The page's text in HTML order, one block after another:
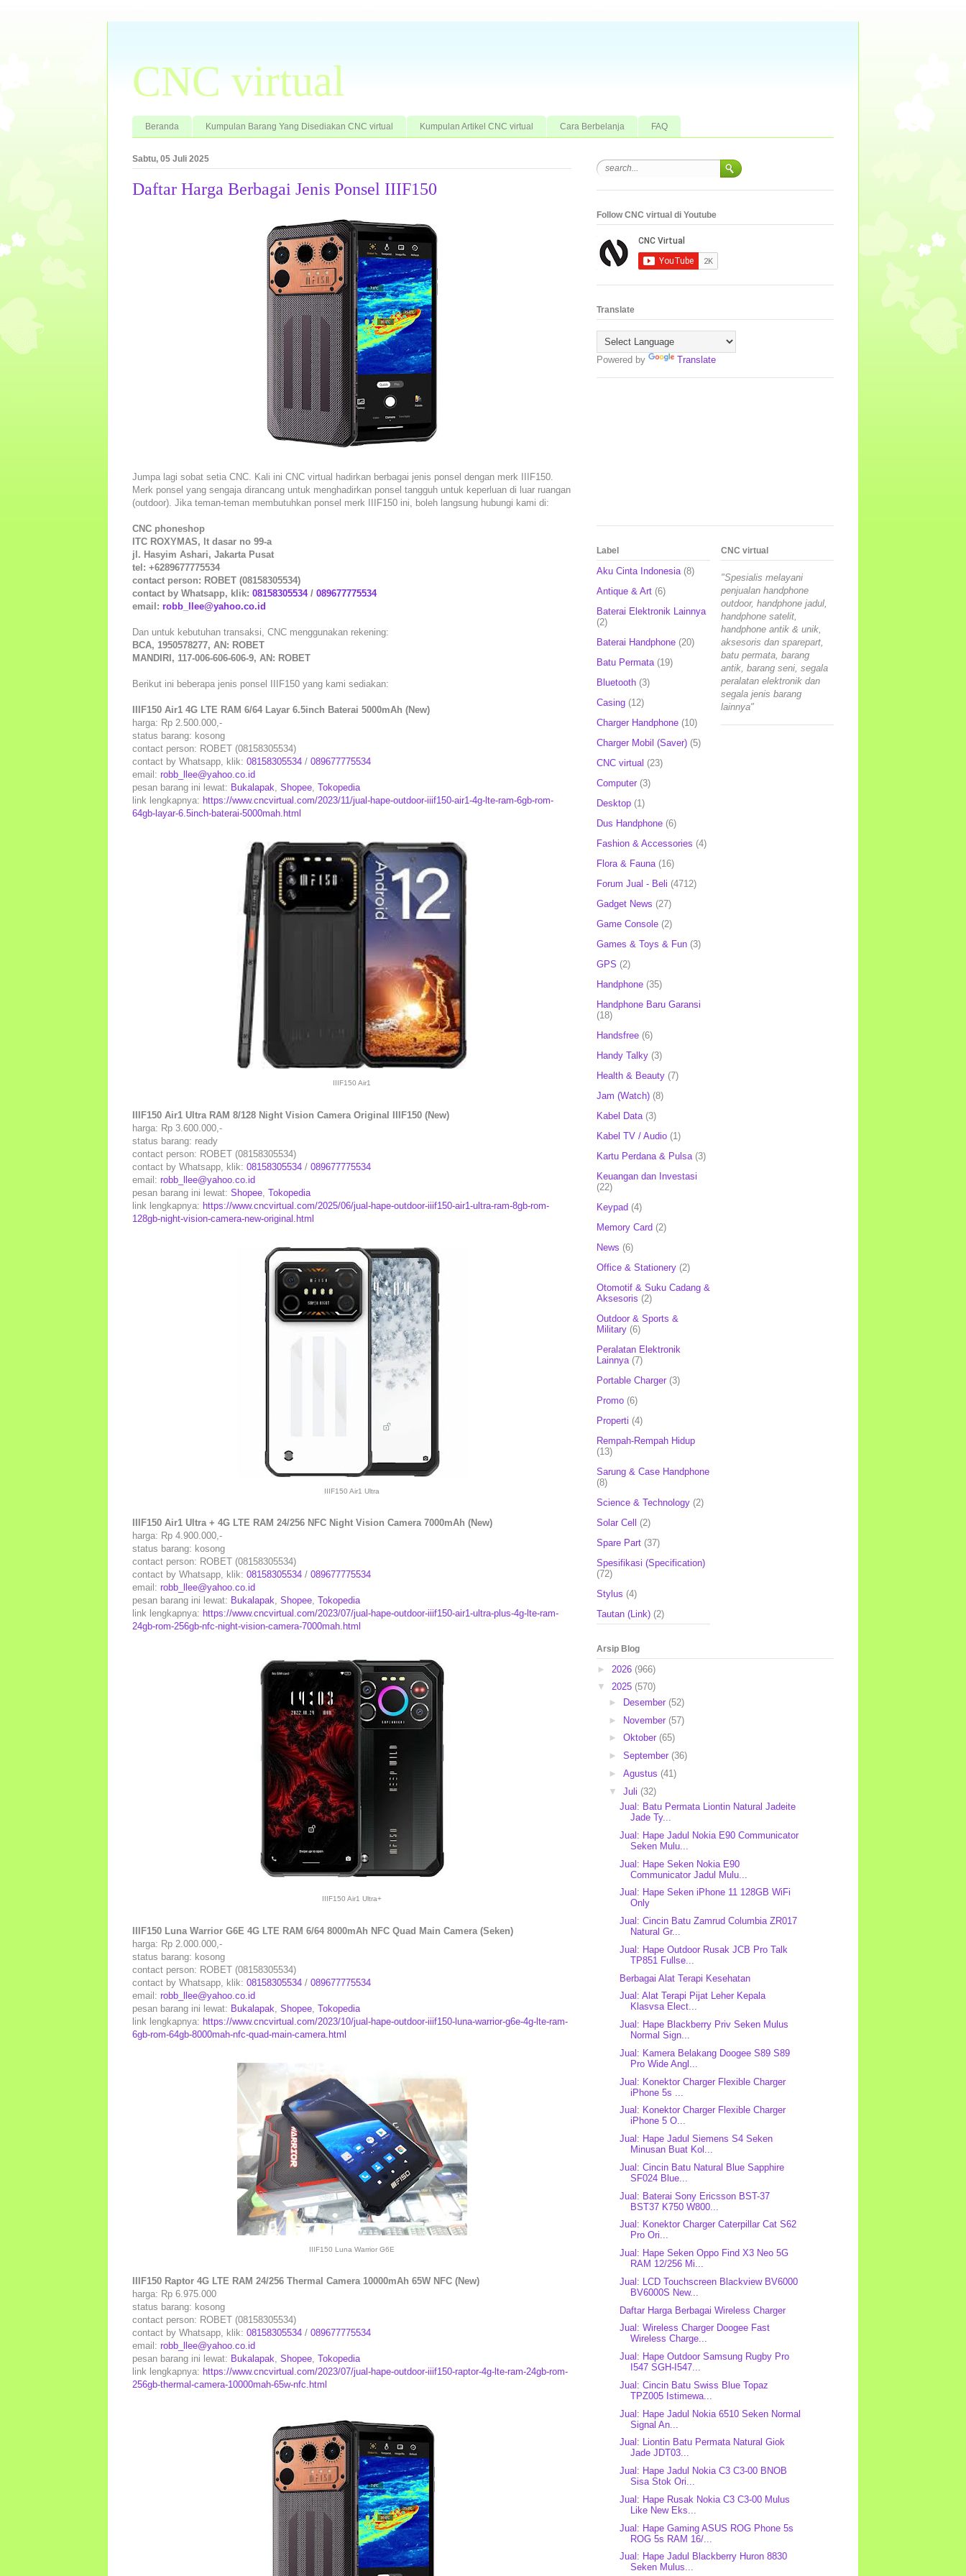
CNC virtual
Beranda Kumpulan Barang Yang Disediakan CNC virtual Kumpulan Artikel CNC virtual Cara Berbelanja FAQ
Sabtu, 05 Juli 2025
Daftar Harga Berbagai Jenis Ponsel IIIF150
Jumpa lagi sobat setia CNC. Kali ini CNC virtual hadirkan berbagai jenis ponsel dengan merk IIIF150.
Merk ponsel yang sengaja dirancang untuk menghadirkan ponsel tangguh untuk keperluan di luar ruangan
(outdoor). Jika teman-teman membutuhkan ponsel merk IIIF150 ini, boleh langsung hubungi kami di:
CNC phoneshop
ITC ROXYMAS, lt dasar no 99-a
jl. Hasyim Ashari, Jakarta Pusat
tel: +6289677775534
contact person: ROBET (08158305534)
contact by Whatsapp, klik: 08158305534/ 089677775534
email: robb_llee@yahoo.co.id
Dan untuk kebutuhan transaksi, CNC menggunakan rekening:
BCA, 1950578277, AN: ROBET
MANDIRI, 117-006-606-606-9, AN: ROBET
Berikut ini beberapa jenis ponsel IIIF150 yang kami sediakan:
IIIF150 Air1 4G LTE RAM 6/64 Layar 6.5inch Baterai 5000mAh (New)
harga: Rp 2.500.000,-
status barang: kosong
contact person: ROBET (08158305534)
contact by Whatsapp, klik: 08158305534 / 089677775534
email: robb_llee@yahoo.co.id
pesan barang ini lewat: Bukalapak, Shopee, Tokopedia
link lengkapnya: https://www.cncvirtual.com/2023/11/jual-hape-outdoor-iiif150-air1-4g-lte-ram-6gb-rom-
64gb-layar-6.5inch-baterai-5000mah.html
IIIF150 Air1
IIIF150 Air1 Ultra RAM 8/128 Night Vision Camera Original IIIF150 (New)
harga: Rp 3.600.000,-
status barang: ready
contact person: ROBET (08158305534)
contact by Whatsapp, klik: 08158305534 / 089677775534
email: robb_llee@yahoo.co.id
pesan barang ini lewat: Shopee Tokopedia
link lengkapnya: https://www.cncvirtual.com/2025/06/jual-hape-outdoor-iiif150-air1-ultra-ram-8gb-rom-
128gb-night-vision-camera-new-original.html
IIIF150 Air1 Ultra
IIIF150 Air1 Ultra + 4G LTE RAM 24/256 NFC Night Vision Camera 7000mAh (New)
harga: Rp 4.900.000,-
status barang: kosong
contact person: ROBET (08158305534)
contact by Whatsapp, klik: 08158305534 / 089677775534
email: robb_llee@yahoo.co.id
pesan barang ini lewat: Bukalapak, Shopee, Tokopedia
link lengkapnya: https://www.cncvirtual.com/2023/07/jual-hape-outdoor-iiif150-air1-ultra-plus-4g-lte-ram-
24gb-rom-256gb-nfc-night-vision-camera-7000mah.html
IIIF150 Air1 Ultra+
IIIF150 Luna Warrior G6E 4G LTE RAM 6/64 8000mAh NFC Quad Main Camera (Seken)
harga: Rp 2.000.000,-
status barang: kosong
contact person: ROBET (08158305534)
contact by Whatsapp, klik: 08158305534 / 089677775534
email: robb_llee@yahoo.co.id
pesan barang ini lewat: Bukalapak Shopee Tokopedia
link lengkapnya: https://www.cncvirtual.com/2023/10/jual-hape-outdoor-iiif150-luna-warrior-g6e-4g-lte-ram-
6gb-rom-64gb-8000mah-nfc-quad-main-camera.html
IIIF150 Luna Warrior G6E
IIIF150 Raptor 4G LTE RAM 24/256 Thermal Camera 10000mAh 65W NFC (New)
harga: Rp 6.975.000
status barang: kosong
contact person: ROBET (08158305534)
contact by Whatsapp, klik: 08158305534 / 089677775534
email: robb_llee@yahoo.co.id
pesan barang ini lewat: Bukalapak, Shopee, Tokopedia
link lengkapnya: https://www.cncvirtual.com/2023/07/jual-hape-outdoor-iiif150-raptor-4g-lte-ram-24gb-rom-
256gb-thermal-camera-10000mah-65w-nfc.html
Follow CNC virtual di Youtube
Translate
Powered by Translate
Label
Aku Cinta Indonesia (8)
Antique & Art (6)
Baterai Elektronik Lainnya
(2)
Baterai Handphone (20)
Batu Permata (19)
Bluetooth (3)
Casing (12)
Charger Handphone (10)
Charger Mobil (Saver) (5)
CNC virtual (23)
Computer (3)
Desktop (1)
Dus Handphone (6)
Fashion & Accessories (4)
Flora & Fauna (16)
Forum Jual - Beli (4712)
Gadget News (27)
Game Console (2)
Games & Toys & Fun (3)
GPS (2)
Handphone (35)
Handphone Baru Garansi
(18)
Handsfree (6)
Handy Talky (3)
Health & Beauty (7)
Jam (Watch) (8)
Kabel Data (3)
Kabel TV / Audio (1)
Kartu Perdana & Pulsa (3)
Keuangan dan Investasi
(22)
Keypad (4)
Memory Card (2)
News (6)
Office & Stationery (2)
Otomotif & Suku Cadang &
Aksesoris (2)
Outdoor & Sports &
Military (6)
Peralatan Elektronik
Lainnya (7)
Portable Charger (3)
Promo (6)
Properti (4)
Rempah-Rempah Hidup
(13)
Sarung & Case Handphone
(8)
Science & Technology (2)
Solar Cell (2)
Spare Part (37)
Spesifikasi (Specification)
(72)
Stylus (4)
Tautan (Link) (2)
CNC virtual
"Spesialis melayani
penjualan handphone
outdoor, handphone jadul,
handphone satelit,
handphone antik & unik,
aksesoris dan sparepart,
batu permata, barang
antik, barang seni, segala
peralatan elektronik dan
segala jenis barang
lainnya"
Arsip Blog
► 2026 (966)
▼ 2025 (570)
►
Desember (52)
► November (57)
► Oktober (65)
► September (36)
► Agustus (41)
▼ Juli (32)
Jual: Batu Permata Liontin Natural Jadeite
Jade Ty...
Jual: Hape Jadul Nokia E90 Communicator
Seken Mulu...
Jual: Hape Seken Nokia E90
Communicator Jadul Mulu...
Jual: Hape Seken iPhone 11 128GB WiFi
Only
Jual: Cincin Batu Zamrud Columbia ZR017
Natural Gr...
Jual: Hape Outdoor Rusak JCB Pro Talk
TP851 Fullse...
Berbagai Alat Terapi Kesehatan
Jual: Alat Terapi Pijat Leher Kepala
Klasvsa Elect...
Jual: Hape Blackberry Priv Seken Mulus
Normal Sign...
Jual: Kamera Belakang Doogee S89 S89
Pro Wide Angl...
Jual: Konektor Charger Flexible Charger
iPhone 5s ...
Jual: Konektor Charger Flexible Charger
iPhone 5 O...
Jual: Hape Jadul Siemens S4 Seken
Minusan Buat Kol...
Jual: Cincin Batu Natural Blue Sapphire
SF024 Blue...
Jual: Baterai Sony Ericsson BST-37
BST37 K750 W800...
Jual: Konektor Charger Caterpillar Cat S62
Pro Ori...
Jual: Hape Seken Oppo Find X3 Neo 5G
RAM 12/256 Mi...
Jual: LCD Touchscreen Blackview BV6000
BV6000S New...
Daftar Harga Berbagai Wireless Charger
Jual: Wireless Charger Doogee Fast
Wireless Charge...
Jual: Hape Outdoor Samsung Rugby Pro
I547 SGH-I547...
Jual: Cincin Batu Swiss Blue Topaz
TPZ005 Istimewa...
Jual: Hape Jadul Nokia 6510 Seken Normal
Signal An...
Jual: Liontin Batu Permata Natural Giok
Jade JDT03...
Jual: Hape Jadul Nokia C3 C3-00 BNOB
Sisa Stok Ori...
Jual: Hape Rusak Nokia C3 C3-00 Mulus
Like New Eks...
Jual: Hape Gaming ASUS ROG Phone 5s
ROG 5s RAM 16/...
Jual: Hape Jadul Blackberry Huron 8830
Seken Mulus...